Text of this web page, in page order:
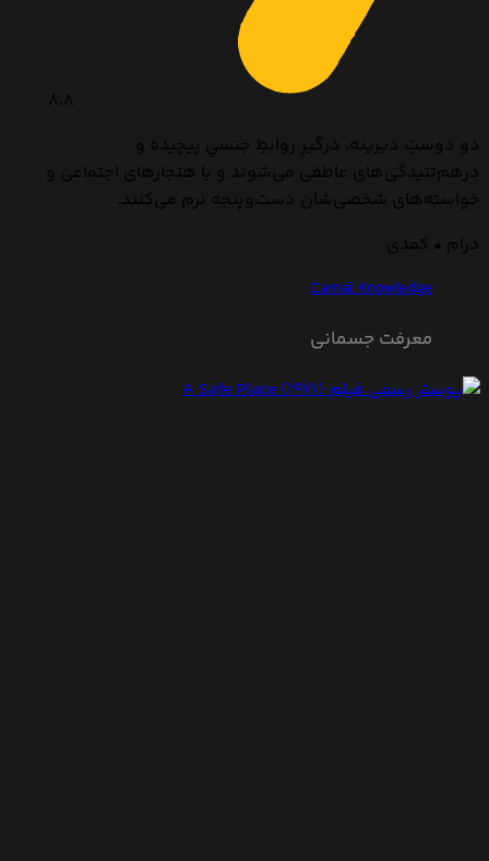
8.8
دو دوستِ دیرینه، درگیرِ روابطِ جنسیِ پیچیده و
درهم‌تنیدگی‌های عاطفی می‌شوند و با هنجارهای اجتماعی و
خواسته‌های شخصی‌شان دست‌وپنجه نرم می‌کنند.
درام • کمدی
Carnal Knowledge
معرفت جسمانی